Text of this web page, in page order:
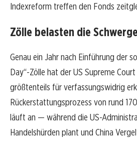
Indexreform treffen den Fonds
Zölle belasten die
Genau ein Jahr nach Einführung der
Day“-Zölle hat der US Supreme
größtenteils für verfassungswidrig
Rückerstattungsprozess von rund
läuft an — während die US-
Handelshürden plant und China